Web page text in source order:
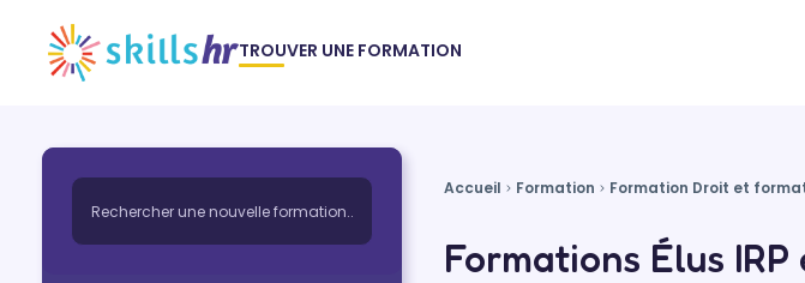
TROUVER UNE FORMATION
Accueil Formation Formation Droit et
Formations Élus